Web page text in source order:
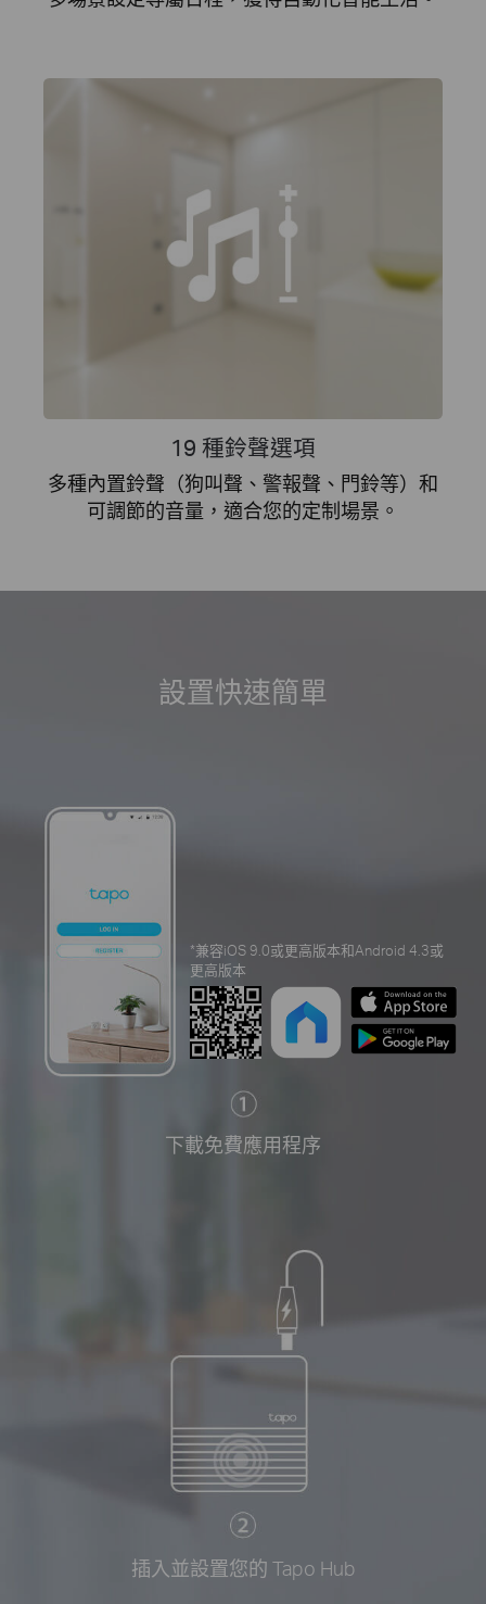
19 種鈴聲選項
多種內置鈴聲（狗叫聲、警報聲、門鈴等）和
可調節的音量，適合您的定制場景。
設置快速簡單
*兼容iOS 9.0或更高版本和Android 4.3或
更高版本
下載免費應用程序
插入並設置您的 Tapo Hub